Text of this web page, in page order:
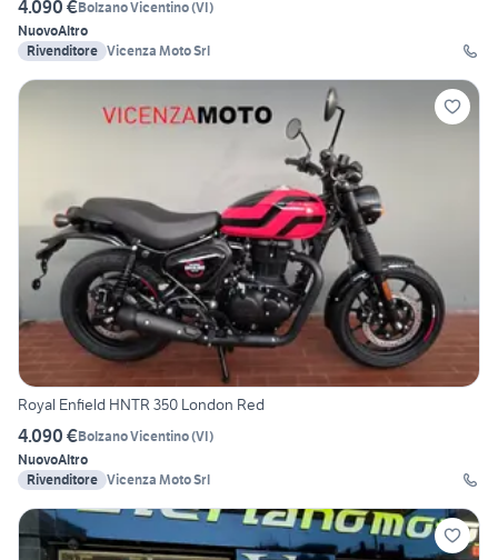
4.090 €Bolzano Vicentino(VI)
NuovoAltro
Rivenditore Vicenza Moto Srl
Royal Enfield HNTR 350 London Red
4.090 €Bolzano Vicentino(VI)
NuovoAltro
Rivenditore Vicenza Moto Srl